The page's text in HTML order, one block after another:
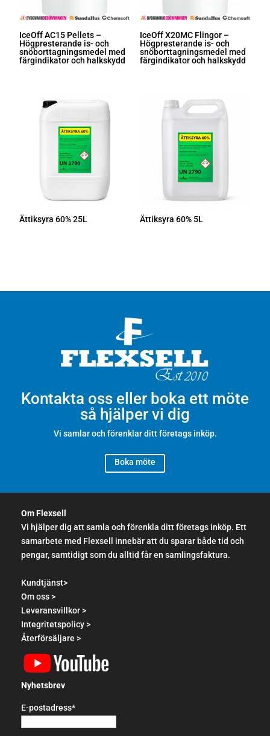
IceOff AC15 Pellets –
Högpresterande is- och
snöborttagningsmedel med
färgindikator och halkskydd
IceOff X20MC Flingor –
Högpresterande is- och
snöborttagningsmedel med
färgindikator och halkskydd
Ättiksyra 60% 25L Ättiksyra 60% 5L
Kontakta oss eller boka ett möte
så hjälper vi dig
Vi samlar och förenklar ditt företags inköp.
Boka möte
Om Flexsell
Vi hjälper dig att samla och förenkla ditt företags inköp. Ett
samarbete med Flexsell innebär att du sparar både tid och
pengar, samtidigt som du alltid får en samlingsfaktura.
Kundtjänst>
Om oss >
Leveransvillkor >
Integritetspolicy >
Återförsäljare >
Nyhetsbrev
E-postadress*